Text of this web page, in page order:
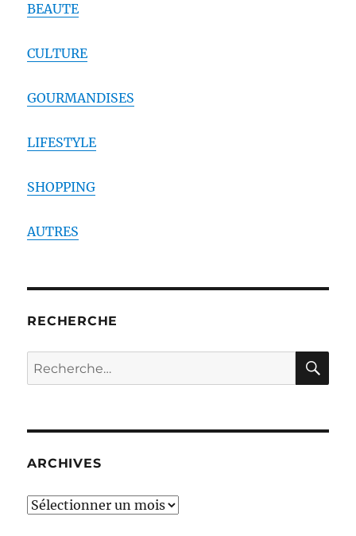
BEAUTE
CULTURE
GOURMANDISES
LIFESTYLE
SHOPPING
AUTRES
RECHERCHE
Recherche
pour :
ARCHIVES
ARCHIVES